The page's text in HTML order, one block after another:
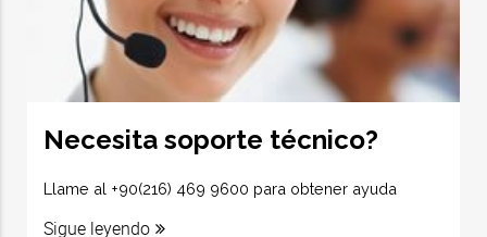
Necesita soporte técnico?
Llame al +90(216) 469 9600 para obtener ayuda
Sigue leyendo